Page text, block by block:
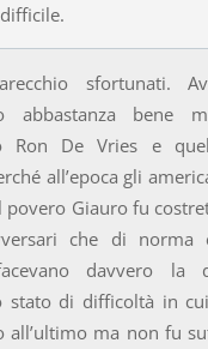
sfortunati.
abbastanza bene
Ron De Vries e
all’epoca gli
povero Giauro fu
che di norma
davvero la
stato di difficoltà in
all’ultimo ma non fu